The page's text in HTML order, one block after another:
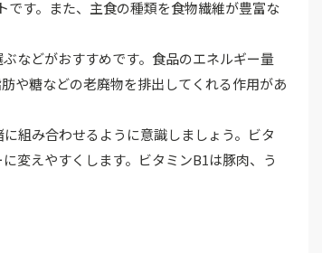
す。また、主食の種類を食物繊維が豊富な
などがおすすめです。食品のエネルギー量
や糖などの老廃物を排出してくれる作用があ
組み合わせるように意識しましょう。ビタ
変えやすくします。ビタミンB1は豚肉、う